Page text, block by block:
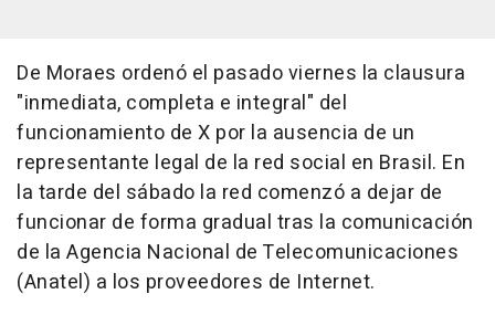
De Moraes ordenó el pasado viernes la clausura
"inmediata, completa e integral" del
funcionamiento de X por la ausencia de un
representante legal de la red social en Brasil. En
la tarde del sábado la red comenzó a dejar de
funcionar de forma gradual tras la comunicación
de la Agencia Nacional de Telecomunicaciones
(Anatel) a los proveedores de Internet.